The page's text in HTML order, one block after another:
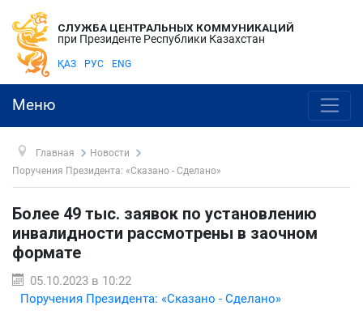
СЛУЖБА ЦЕНТРАЛЬНЫХ КОММУНИКАЦИЙ
при Президенте Республики Казахстан
ҚАЗ РУС ENG
Меню
Главная
Новости
Поручения Президента: «Сказано - Сделано»
Более 49 тыс. заявок по установлению
инвалидности рассмотрены в заочном
формате
05.10.2023 в 10:22
Поручения Президента: «Сказано - Сделано»